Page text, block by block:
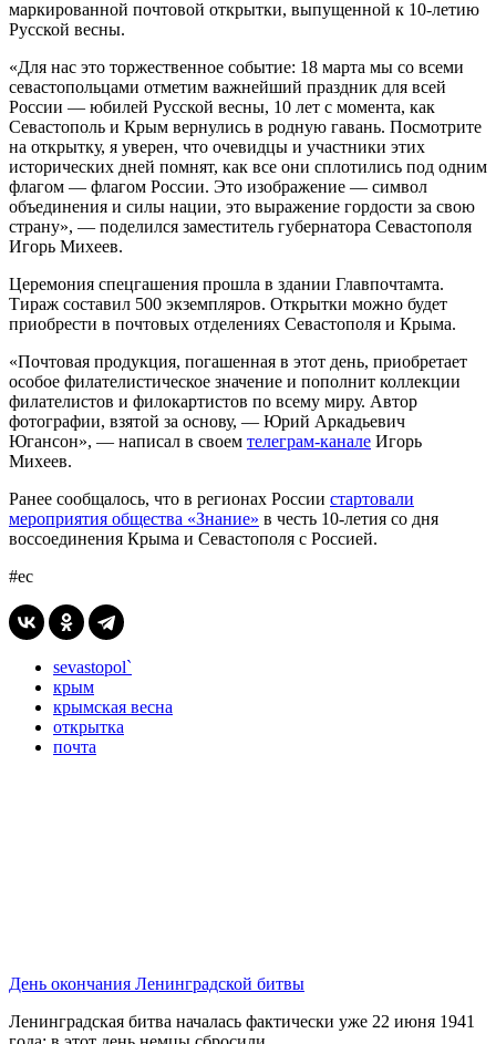
маркированной почтовой открытки, выпущенной к 10-летию
Русской весны.
«Для нас это торжественное событие: 18 марта мы со всеми
севастопольцами отметим важнейший праздник для всей
России — юбилей Русской весны, 10 лет с момента, как
Севастополь и Крым вернулись в родную гавань. Посмотрите
на открытку, я уверен, что очевидцы и участники этих
исторических дней помнят, как все они сплотились под одним
флагом — флагом России. Это изображение — символ
объединения и силы нации, это выражение гордости за свою
страну», — поделился заместитель губернатора Севастополя
Игорь Михеев.
Церемония спецгашения прошла в здании Главпочтамта.
Тираж составил 500 экземпляров. Открытки можно будет
приобрести в почтовых отделениях Севастополя и Крыма.
«Почтовая продукция, погашенная в этот день, приобретает
особое филателистическое значение и пополнит коллекции
филателистов и филокартистов по всему миру. Автор
фотографии, взятой за основу, — Юрий Аркадьевич
Югансон», — написал в своем телеграм-канале Игорь
Михеев.
Ранее сообщалось, что в регионах России стартовали
мероприятия общества «Знание» в честь 10-летия со дня
воссоединения Крыма и Севастополя с Россией.
#ес
sevastopol`
крым
крымская весна
открытка
почта
День окончания Ленинградской битвы
Ленинградская битва началась фактически уже 22 июня 1941